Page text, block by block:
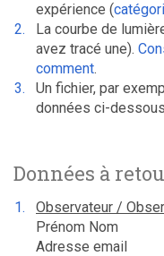
expérience (
La courbe de
avez tracé une).
comment.
Un fichier, par
données ci-
Données à
Observateur /
Prénom Nom
Adresse email